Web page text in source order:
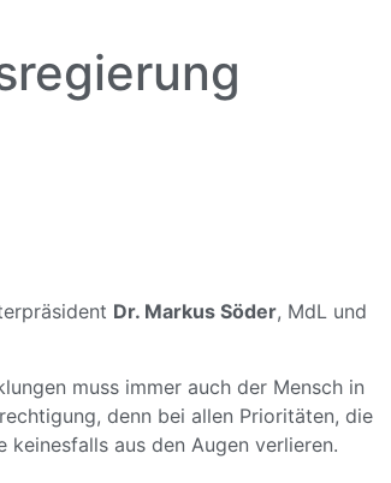
Dr. Markus Söder, MdL und
muss immer auch der Mensch in
denn bei allen Prioritäten, die
aus den Augen verlieren.